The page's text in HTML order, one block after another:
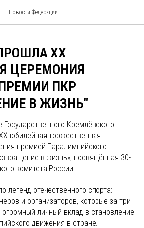
Новости Федерации
ХХ
ЦЕРЕМОНИЯ
ПКР
В ЖИЗНЬ"
Кремлёвского
юбилейная торжественная
премией Паралимпийского
в жизнь», посвящённая 30-
комитета России.
легенд отечественного спорта:
и организаторов, которые за три
огромный личный вклад в становление
движения в стране.